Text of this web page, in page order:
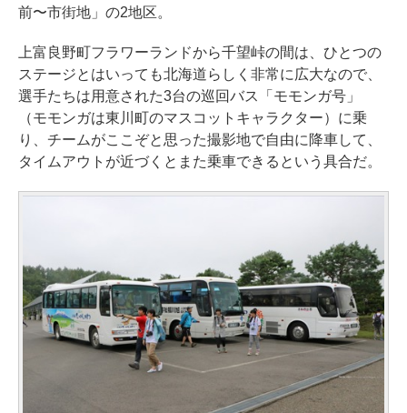
前〜市街地」の2地区。
上富良野町フラワーランドから千望峠の間は、ひとつの
ステージとはいっても北海道らしく非常に広大なので、
選手たちは用意された3台の巡回バス「モモンガ号」
（モモンガは東川町のマスコットキャラクター）に乗
り、チームがここぞと思った撮影地で自由に降車して、
タイムアウトが近づくとまた乗車できるという具合だ。